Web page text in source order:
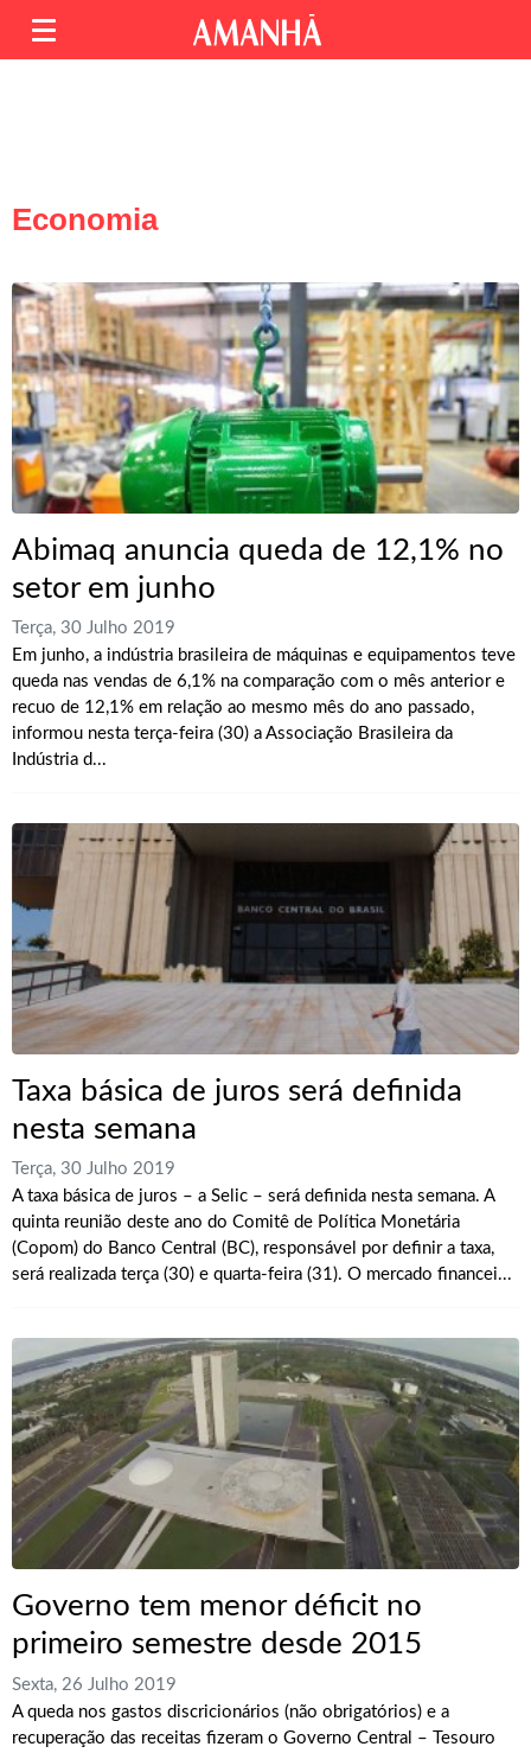
Economia
Abimaq anuncia queda de 12,1% no
setor em junho
Terça, 30 Julho 2019
Em junho, a indústria brasileira de máquinas e equipamentos teve
queda nas vendas de 6,1% na comparação com o mês anterior e
recuo de 12,1% em relação ao mesmo mês do ano passado,
informou nesta terça-feira (30) a Associação Brasileira da
Indústria d...
Taxa básica de juros será definida
nesta semana
Terça, 30 Julho 2019
A taxa básica de juros – a Selic – será definida nesta semana. A
quinta reunião deste ano do Comitê de Política Monetária
(Copom) do Banco Central (BC), responsável por definir a taxa,
será realizada terça (30) e quarta-feira (31). O mercado financei...
Governo tem menor déficit no
primeiro semestre desde 2015
Sexta, 26 Julho 2019
A queda nos gastos discricionários (não obrigatórios) e a
recuperação das receitas fizeram o Governo Central – Tesouro